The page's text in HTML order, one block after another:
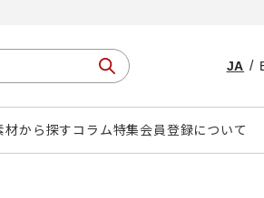
JA
材から探すコラム特集会員登録について